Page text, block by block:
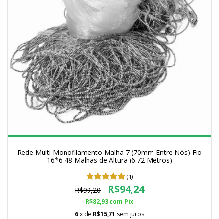
Rede Multi Monofilamento Malha 7 (70mm Entre Nós) Fio
16*6 48 Malhas de Altura (6.72 Metros)
(1)
R$99,20 R$94,24
R$82,93 com Pix
6x de R$15,71 sem juros